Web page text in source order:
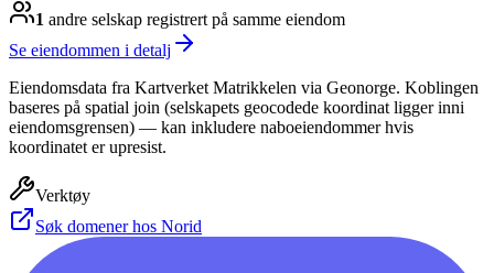
1 andre selskap registrert på samme eiendom
Se eiendommen i detalj
Eiendomsdata fra Kartverket Matrikkelen via Geonorge. Koblingen
baseres på spatial join (selskapets geocodede koordinat ligger inni
eiendomsgrensen) — kan inkludere naboeiendommer hvis
koordinatet er upresist.
Verktøy
Søk domener hos Norid